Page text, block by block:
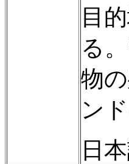
目
る
物
ン
日